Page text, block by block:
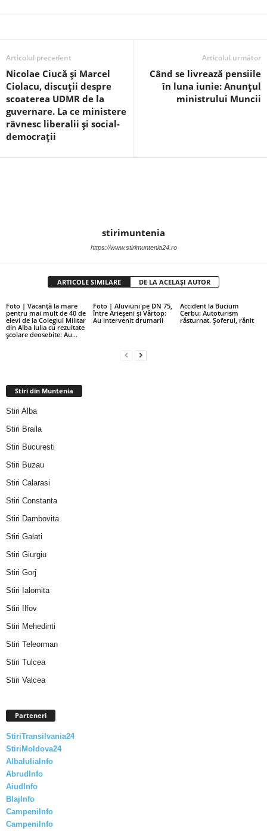
Articolul precedent
Nicolae Ciucă și Marcel
Ciolacu, discuții despre
scoaterea UDMR de la
guvernare. La ce ministere
râvnesc liberalii și social-
democrații
Articolul următor
Când se livrează pensiile
în luna iunie: Anunțul
ministrului Muncii
stirimuntenia
https://www.stirimuntenia24.ro
ARTICOLE SIMILARE DE LA ACELAȘI AUTOR
Foto | Vacanță la mare
pentru mai mult de 40 de
elevi de la Colegiul Militar
din Alba Iulia cu rezultate
școlare deosebite: Au...
Foto | Aluviuni pe DN 75,
între Arieșeni și Vârtop:
Au intervenit drumarii
Accident la Bucium
Cerbu: Autoturism
răsturnat. Șoferul, rănit
Stiri din Muntenia
Stiri Alba
Stiri Braila
Stiri Bucuresti
Stiri Buzau
Stiri Calarasi
Stiri Constanta
Stiri Dambovita
Stiri Galati
Stiri Giurgiu
Stiri Gorj
Stiri Ialomita
Stiri Ilfov
Stiri Mehedinti
Stiri Teleorman
Stiri Tulcea
Stiri Valcea
Parteneri
StiriTransilvania24
StiriMoldova24
AlbaIuliaInfo
AbrudInfo
AiudInfo
BlajInfo
CampeniInfo
CampeniInfo